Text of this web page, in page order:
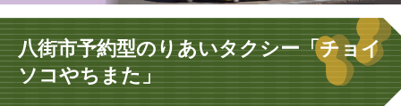
本文
八街市予約型のりあいタクシー「チョイ
ソコやちまた」